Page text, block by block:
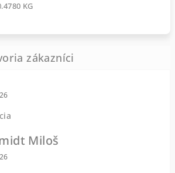
KG
obchodu je 0 z 5 hviezdičiek.
Miloš
obchodu je 5 z 5 hviezdičiek.